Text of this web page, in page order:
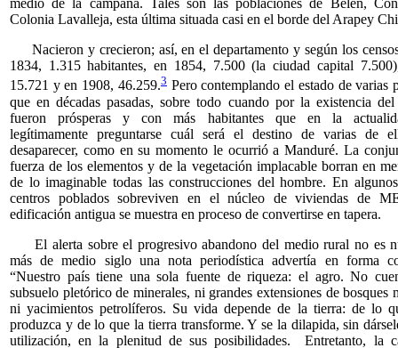
medio de la campaña. Tales son las poblaciones de Belén,
Colonia Lavalleja, esta última situada casi en el borde del Arapey
Nacieron y crecieron; así, en el departamento y según los
1834, 1.315 habitantes, en 1854, 7.500 (la ciudad capital
15.721 y en 1908, 46.259.3Pero contemplando el estado de varias
que en décadas pasadas, sobre todo cuando por la existencia
fueron prósperas y con más habitantes que en la
legítimamente preguntarse cuál será el destino de varias de
desaparecer, como en su momento le ocurrió a Manduré. La
fuerza de los elementos y de la vegetación implacable borran en
de lo imaginable todas las construcciones del hombre. En
centros poblados sobreviven en el núcleo de viviendas de
edificación antigua se muestra en proceso de convertirse en tapera.
El alerta sobre el progresivo abandono del medio rural no es
más de medio siglo una nota periodística advertía en forma
“Nuestro país tiene una sola fuente de riqueza: el agro. No
subsuelo pletórico de minerales, ni grandes extensiones de bosques
ni yacimientos petrolíferos. Su vida depende de la tierra: de lo
produzca y de lo que la tierra transforme. Y se la dilapida, sin
utilización, en la plenitud de sus posibilidades. Entretanto, la